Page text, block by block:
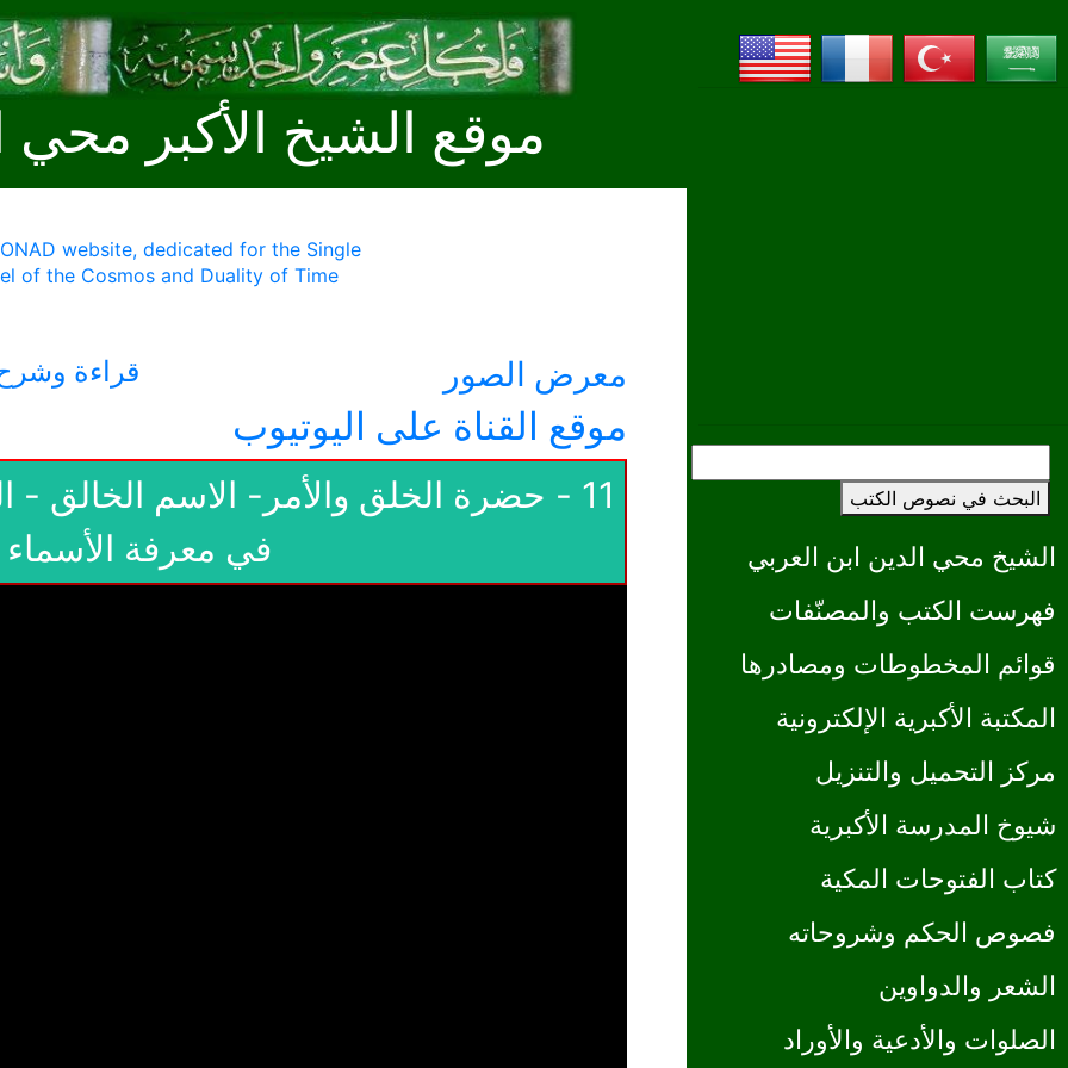
البحث في نصوص الكتب
الشيخ محي الدين ابن العربي
فهرست الكتب والمصنّفات
قوائم المخطوطات ومصادرها
المكتبة الأكبرية الإلكترونية
مركز التحميل والتنزيل
شيوخ المدرسة الأكبرية
كتاب الفتوحات المكية
فصوص الحكم وشروحاته
الشعر والدواوين
الصلوات والأدعية والأوراد
موقع الشيخ الأكبر محي
website, dedicated for the Single
of the Cosmos and Duality of Time
معرض الصور قراءة
موقع القناة على اليوتيوب
في معرفة